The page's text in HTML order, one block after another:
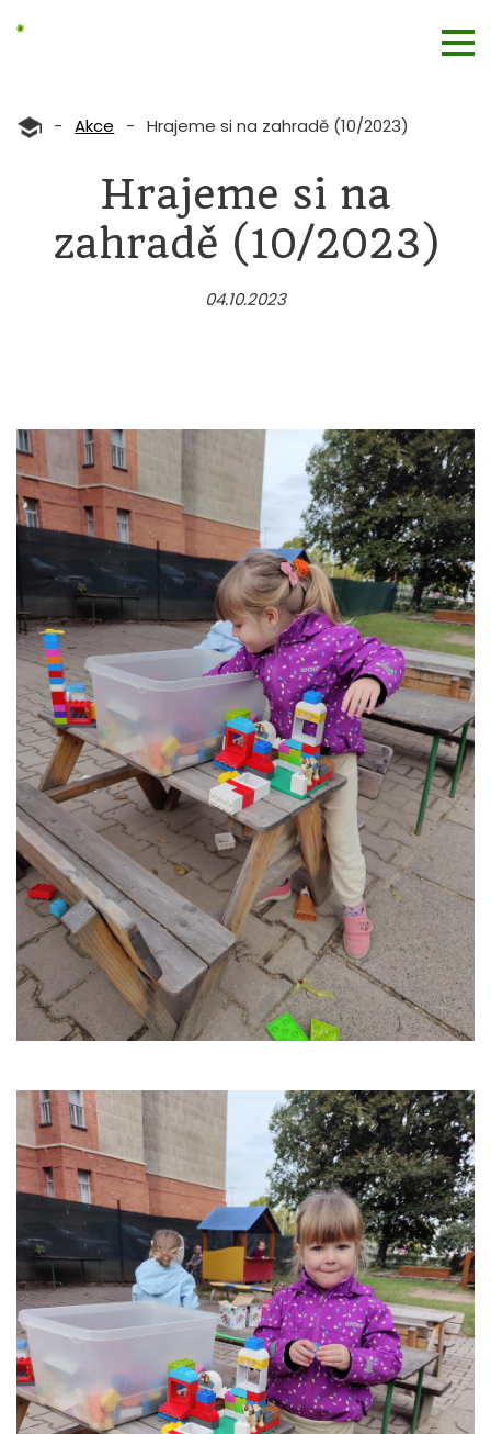
- Akce - Hrajeme si na zahradě (10/2023)
Hrajeme si na
zahradě (10/2023)
04.10.2023